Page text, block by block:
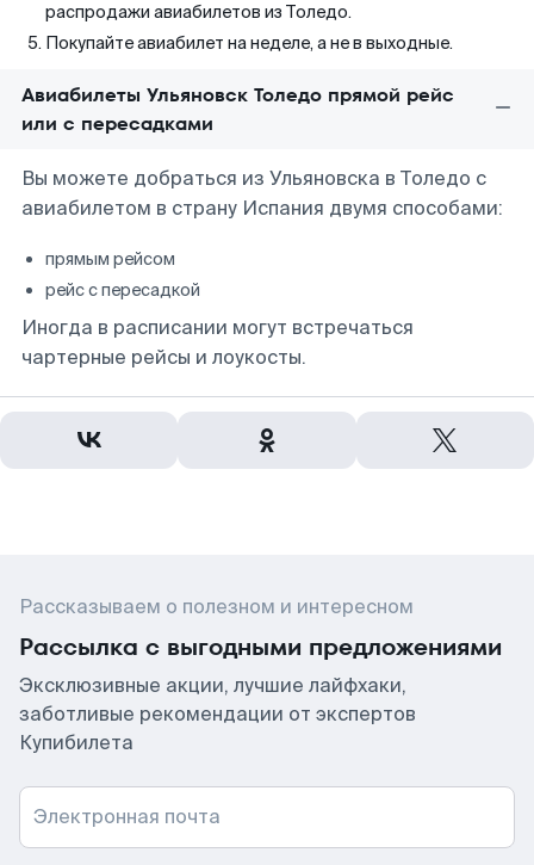
распродажи авиабилетов из Толедо.
Покупайте авиабилет на неделе, а не в выходные.
Авиабилеты Ульяновск Толедо прямой рейс
или с пересадками
Вы можете добраться из Ульяновска в Толедо с
авиабилетом в страну Испания двумя способами:
прямым рейсом
рейс с пересадкой
Иногда в расписании могут встречаться
чартерные рейсы и лоукосты.
Рассказываем о полезном и интересном
Рассылка с выгодными предложениями
Эксклюзивные акции, лучшие лайфхаки,
заботливые рекомендации от экспертов
Купибилета
Электронная почта